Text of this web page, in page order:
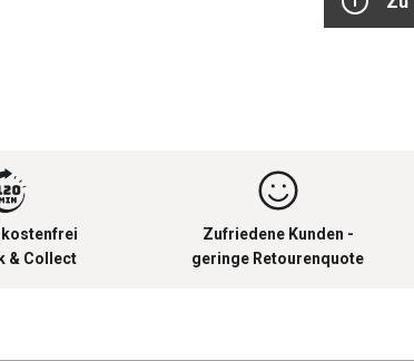
von 0 von 5 Sternen
& Collect
Zufriedene Kunden -
geringe Retourenquote